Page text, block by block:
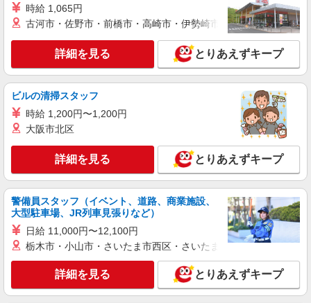
時給 1,065円
古河市・佐野市・前橋市・高崎市・伊勢崎市・太田市・館林市
詳細を見る とりあえずキープ
ビルの清掃スタッフ
時給 1,200円〜1,200円
大阪市北区
詳細を見る とりあえずキープ
警備員スタッフ（イベント、道路、商業施設、
大型駐車場、JR列車見張りなど）
日給 11,000円〜12,100円
栃木市・小山市・さいたま市西区・さいたま市岩槻区・久喜市・
詳細を見る とりあえずキープ